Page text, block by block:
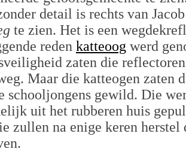
detail is rechts van
te zien. Het is een
reden katteoog werd
zaten die
Maar die katteogen zaten
schooljongens gewild. Die
uit het rubberen huis
zullen na enige keren herstel